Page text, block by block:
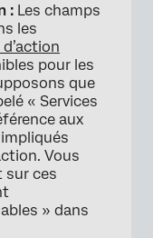
: Les champs
les
pour les
que
« Services
aux
Vous
sur ces
» dans